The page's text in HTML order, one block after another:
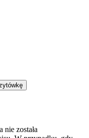
została